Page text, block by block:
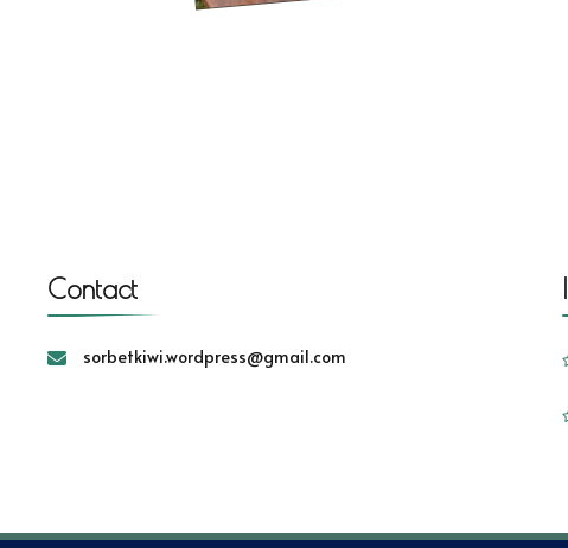
Contact
sorbetkiwi.wordpress@gmail.com